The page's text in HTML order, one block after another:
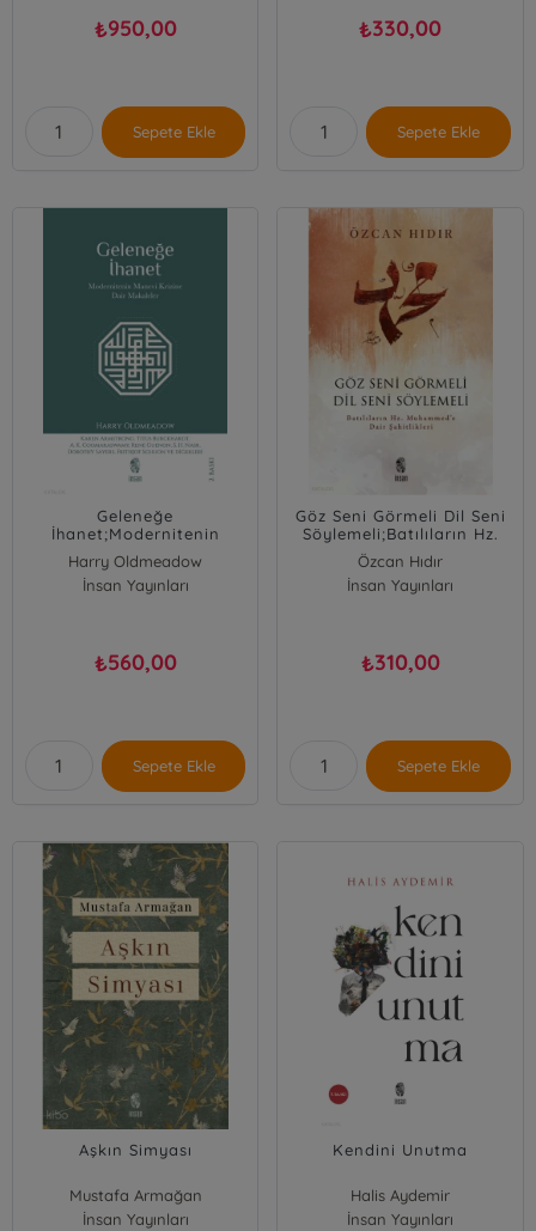
₺950,00
Sepete Ekle
₺330,00
Sepete Ekle
Geleneğe
İhanet;Modernitenin
Manevi Krizine Dair
Makaleler
Harry Oldmeadow
İnsan Yayınları
₺560,00
Sepete Ekle
Göz Seni Görmeli Dil Seni
Söylemeli;Batılıların Hz.
Muhammed’e Dair
Şahitlikleri
Özcan Hıdır
İnsan Yayınları
₺310,00
Sepete Ekle
Aşkın Simyası
Mustafa Armağan
İnsan Yayınları
Kendini Unutma
Halis Aydemir
İnsan Yayınları